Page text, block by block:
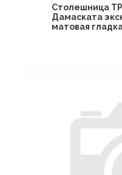
Столешница
Дамаската
матовая